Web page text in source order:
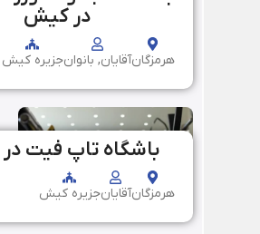
در کیش
هرمزگانآقایان, بانوانجزیره کیش
باشگاه تاپ فیت
هرمزگانآقایانجزیره کیش